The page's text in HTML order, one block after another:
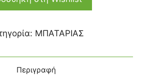
ΜΠΑΤΑΡΙΑΣ
Περιγραφή